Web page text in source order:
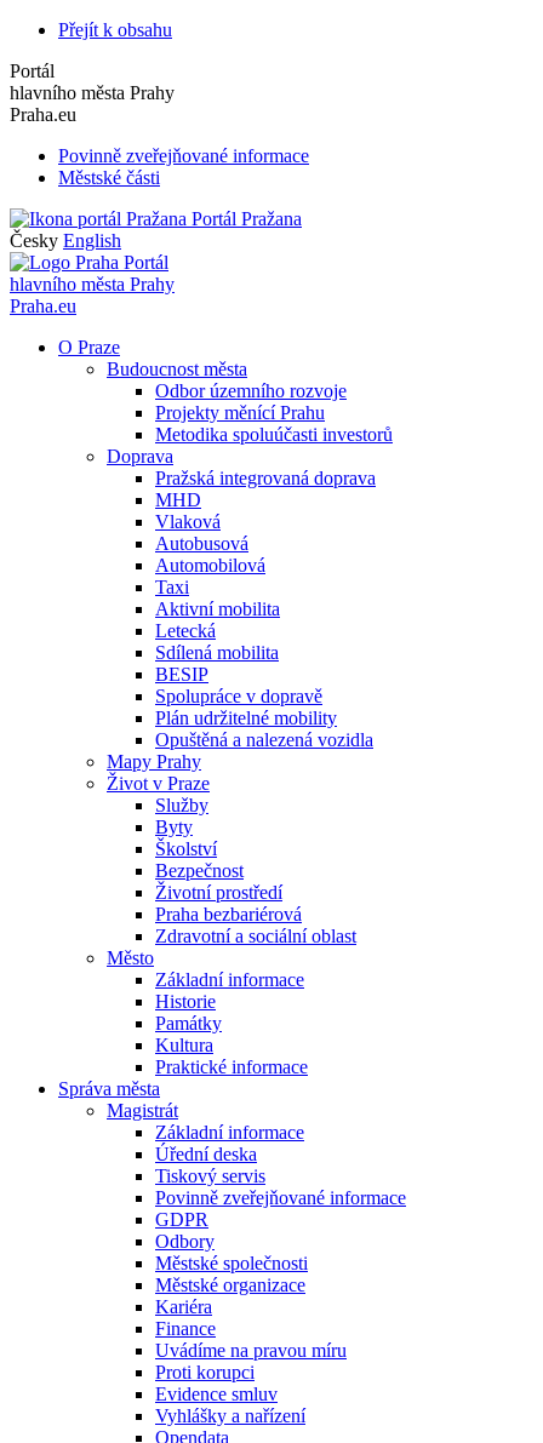
Přejít k obsahu
Portál
hlavního města Prahy
Praha.eu
Povinně zveřejňované informace
Městské části
Portál Pražana
Česky English
Portál
hlavního města Prahy
Praha.eu
O Praze
Budoucnost města
Odbor územního rozvoje
Projekty měnící Prahu
Metodika spoluúčasti investorů
Doprava
Pražská integrovaná doprava
MHD
Vlaková
Autobusová
Automobilová
Taxi
Aktivní mobilita
Letecká
Sdílená mobilita
BESIP
Spolupráce v dopravě
Plán udržitelné mobility
Opuštěná a nalezená vozidla
Mapy Prahy
Život v Praze
Služby
Byty
Školství
Bezpečnost
Životní prostředí
Praha bezbariérová
Zdravotní a sociální oblast
Město
Základní informace
Historie
Památky
Kultura
Praktické informace
Správa města
Magistrát
Základní informace
Úřední deska
Tiskový servis
Povinně zveřejňované informace
GDPR
Odbory
Městské společnosti
Městské organizace
Kariéra
Finance
Uvádíme na pravou míru
Proti korupci
Evidence smluv
Vyhlášky a nařízení
Opendata